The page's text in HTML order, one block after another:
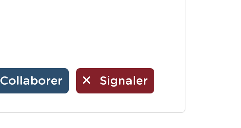
Collaborer Signaler